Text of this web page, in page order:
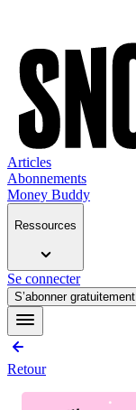
Articles
Abonnements
Money Buddy
Ressources
Se connecter
S’abonner gratuitement
Retour